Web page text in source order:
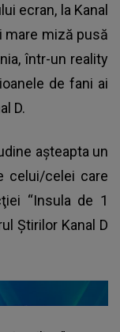
ecran, la Kanal
mare miză pusă
într-un reality
de fani ai
D.
aşteapta un
celui/celei care
“Insula de 1
Ştirilor Kanal D